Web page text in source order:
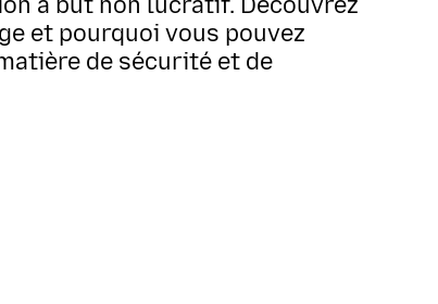
et pourquoi vous pouvez
de sécurité et de